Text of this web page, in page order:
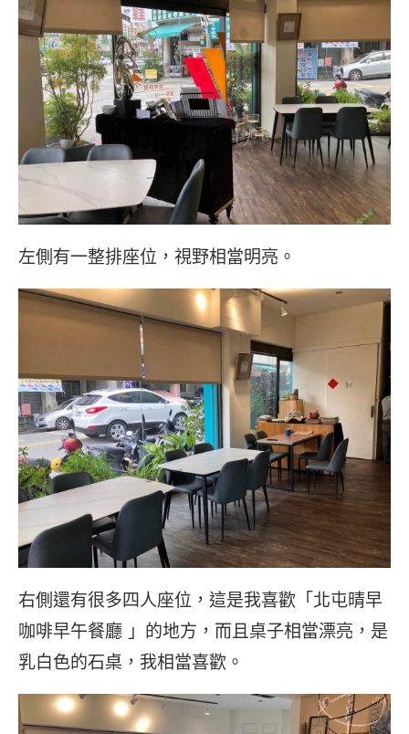
左側有一整排座位，視野相當明亮。
右側還有很多四人座位，這是我喜歡「北屯晴早
咖啡早午餐廳 」的地方，而且桌子相當漂亮，是
乳白色的石桌，我相當喜歡。